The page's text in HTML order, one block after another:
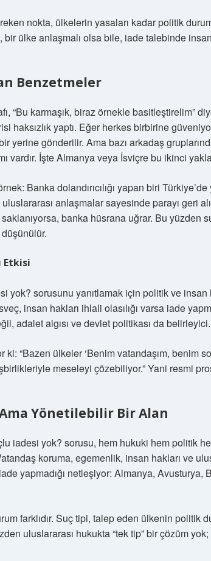
nokta, ülkelerin yasaları kadar politik
bir ülke anlaşmalı olsa bile, iade talebinde
Benzetmeler
“Bu karmaşık, biraz örnekle basitleştirelim”
haksızlık yaptı. Eğer herkes birbirine
yerine gönderilir. Ama bazı arkadaş
vardır. İşte Almanya veya İsviçre bu ikinci
Banka dolandırıcılığı yapan biri
anlaşmalar sayesinde parayı geri
banka hüsrana uğrar. Bu yüzden
Etkisi
yok? sorusunu yanıtlamak için politik ve insan
insan hakları ihlali olasılığı varsa iade
adalet algısı ve devlet politikası da belirleyici.
ki: “Bazen ülkeler ‘Benim vatandaşım, benim
meseleyi çözebiliyor.” Yani resmi
Yönetilebilir Bir Alan
iadesi yok? sorusu, hem hukuki hem politik
koruma, egemenlik, insan hakları ve
yapmadığı netleşiyor: Almanya, Avusturya,
farklıdır. Suç tipi, talep eden ülkenin politik
uluslararası hukukta “tek tip” bir çözüm